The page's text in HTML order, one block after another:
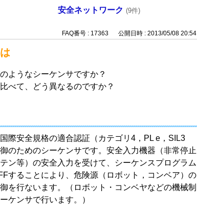
安全ネットワーク (9件)
FAQ番号 : 17363 公開日時 : 2013/05/08 20:54
ようなシーケンサですか？
べて、どう異なるのですか？
際安全規格の適合認証（カテゴリ4，PL e，SIL3
のためのシーケンサです。安全入力機器（非常停止
ン等）の安全入力を受けて、シーケンスプログラム
することにより、危険源（ロボット，コンベア）の
を行ないます。（ロボット・コンベヤなどの機械制
ケンサで行います。）